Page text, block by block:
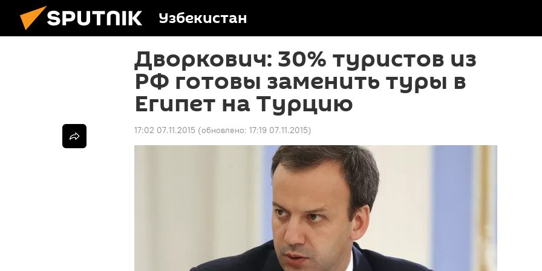
Узбекистан
Дворкович: 30% туристов из
РФ готовы заменить туры в
Египет на Турцию
17:02 07.11.2015 (обновлено: 17:19 07.11.2015)